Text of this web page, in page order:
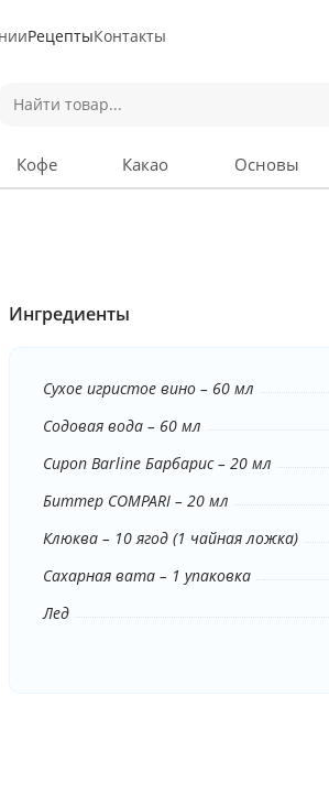
РецептыКонтакты
Кофе Какао Основы
Ингредиенты
Сухое игристое вино – 60 мл
Содовая вода – 60 мл
Сироп Barline Барбарис – 20 мл
Биттер COMPARI – 20 мл
Клюква – 10 ягод (1 чайная ложка)
Сахарная вата – 1 упаковка
Лед